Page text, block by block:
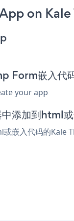
on
Form嵌入代
your app
添加到html
嵌入代码的Kale